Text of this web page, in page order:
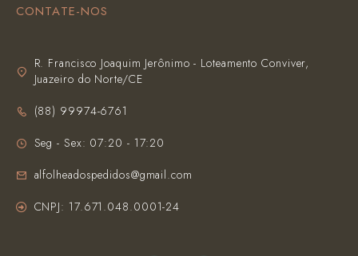
CONTATE-NOS
R. Francisco Joaquim Jerônimo - Loteamento Conviver,
Juazeiro do Norte/CE
(‪88) 99974-6761‬
Seg - Sex: 07:20 - 17:20
alfolheadospedidos@gmail.com
CNPJ: 17.671.048.0001-24